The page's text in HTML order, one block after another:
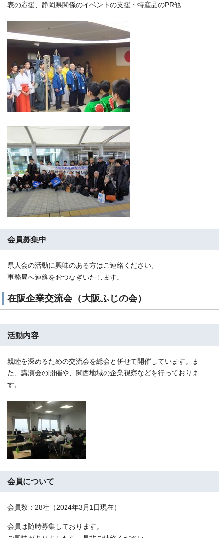
表の応援、静岡県関係のイベントの支援・特産品のPR他
会員募集中
県人会の活動に興味のある方はご連絡ください。
事務局へ連絡をおつなぎいたします。
在阪企業交流会（大阪ふじの会）
活動内容
親睦を深めるための交流会を総会と併せて開催しています。ま
た、講演会の開催や、関西地域の企業視察などを行っておりま
す。
会員について
会員数：28社（2024年3月1日現在）
会員は随時募集しております。